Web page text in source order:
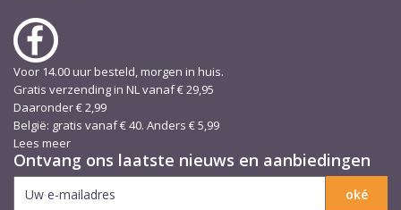
Voor 14.00 uur besteld, morgen in huis.
Gratis verzending in NL vanaf € 29,95
Daaronder € 2,99
België: gratis vanaf € 40. Anders € 5,99
Lees meer
Ontvang ons laatste nieuws en aanbiedingen